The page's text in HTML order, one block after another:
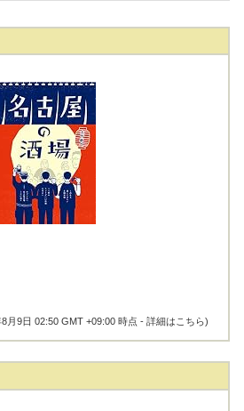
8月9日 02:50 GMT +09:00 時点 -詳細はこちら)